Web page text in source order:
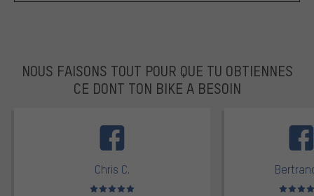
NOUS FAISONS TOUT POUR QUE TU OBTIENNES
CE DONT TON BIKE A BESOIN
Chris C.
Note moyenne : 5 sur 5 Note